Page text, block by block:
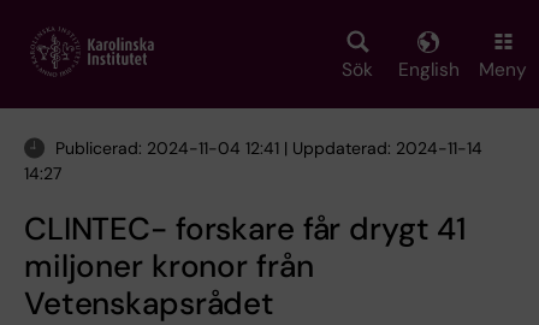
main
Sök English Meny
Publicerad: 2024-11-04 12:41 | Uppdaterad: 2024-11-14
14:27
CLINTEC- forskare får drygt 41
miljoner kronor från
Vetenskapsrådet